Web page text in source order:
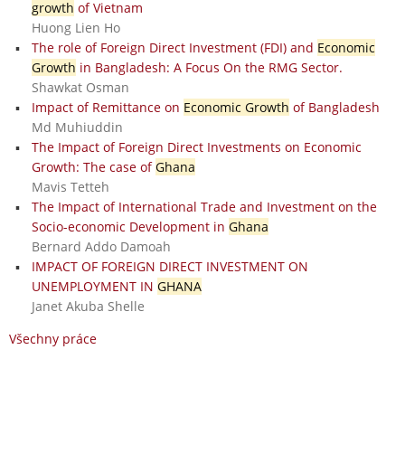
growth of Vietnam
Huong Lien Ho
The role of Foreign Direct Investment (FDI) and Economic
Growth in Bangladesh: A Focus On the RMG Sector.
Shawkat Osman
Impact of Remittance on Economic Growth of Bangladesh
Md Muhiuddin
The Impact of Foreign Direct Investments on Economic
Growth: The case ofGhana
Mavis Tetteh
The Impact of International Trade and Investment on the
Socio-economic Development in Ghana
Bernard Addo Damoah
IMPACT OF FOREIGN DIRECT INVESTMENT ON
UNEMPLOYMENT IN GHANA
Janet Akuba Shelle
Všechny práce